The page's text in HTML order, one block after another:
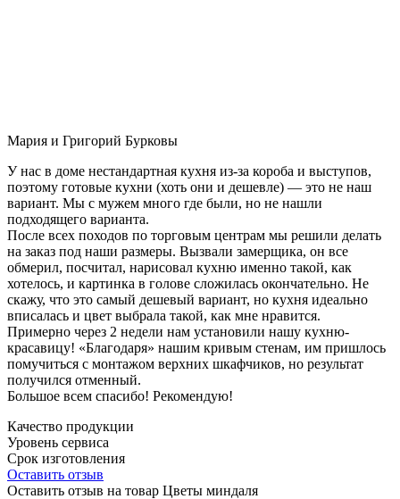
Мария и Григорий Бурковы
У нас в доме нестандартная кухня из-за короба и выступов,
поэтому готовые кухни (хоть они и дешевле) — это не наш
вариант. Мы с мужем много где были, но не нашли
подходящего варианта.
После всех походов по торговым центрам мы решили делать
на заказ под наши размеры. Вызвали замерщика, он все
обмерил, посчитал, нарисовал кухню именно такой, как
хотелось, и картинка в голове сложилась окончательно. Не
скажу, что это самый дешевый вариант, но кухня идеально
вписалась и цвет выбрала такой, как мне нравится.
Примерно через 2 недели нам установили нашу кухню-
красавицу! «Благодаря» нашим кривым стенам, им пришлось
помучиться с монтажом верхних шкафчиков, но результат
получился отменный.
Большое всем спасибо! Рекомендую!
Качество продукции
Уровень сервиса
Срок изготовления
Оставить отзыв
Оставить отзыв на товар Цветы миндаля